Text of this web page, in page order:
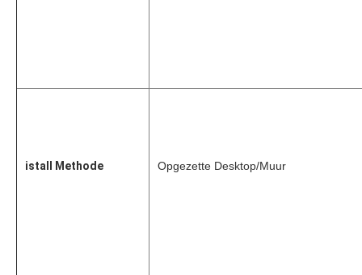
istall Methode Opgezette Desktop/Muur